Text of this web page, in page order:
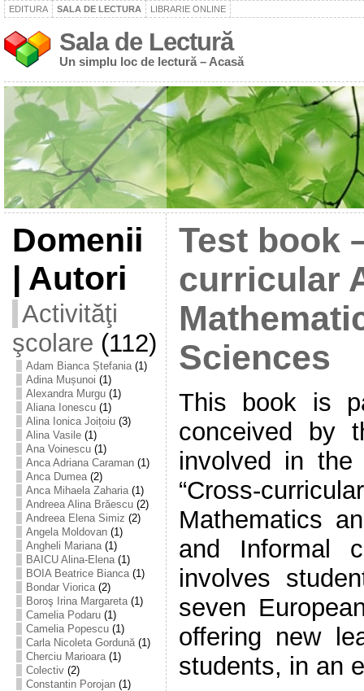
EDITURA SALA DE LECTURA LIBRARIE ONLINE
Sala de Lectură
Un simplu loc de lectură – Acasă
Domenii
| Autori
Activităţi
şcolare (112)
Adam Bianca Ștefania(1)
Adina Mușunoi (1)
Alexandra Murgu(1)
Aliana Ionescu(1)
Alina Ionica Joițoiu(3)
Alina Vasile(1)
Ana Voinescu(1)
Anca Adriana Caraman(1)
Anca Dumea(2)
Anca Mihaela Zaharia(1)
Andreea Alina Brăescu(2)
Andreea Elena Simiz (2)
Angela Moldovan(1)
Angheli Mariana(1)
BAICU Alina-Elena(1)
BOIA Beatrice Bianca(1)
Bondar Viorica(2)
Boroş Irina Margareta(1)
Camelia Podaru(1)
Camelia Popescu(1)
Carla Nicoleta Gordună(1)
Cherciu Marioara(1)
Colectiv(2)
Constantin Porojan(1)
Test book
curricular
Sciences
This book is
conceived by
involved in the
“Cross-
Mathematics
and Informal
involves
seven
offering new
students, in an